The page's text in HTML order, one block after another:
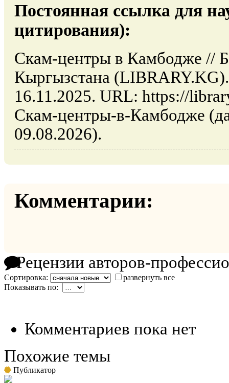
Постоянная ссылка для
цитирования):
Скам-центры в Камбодже //
Кыргызстана
16.11.2025. URL: https://
Скам-центры-в-Камбодже
09.08.2026).
Комментарии:
Рецензии авторов-
Сортировка:
развернуть все
Показывать по:
Комментариев пока нет
Похожие темы
Публикатор